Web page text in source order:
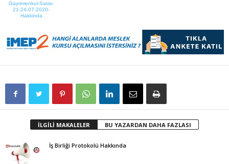
Gayrimenkul-Satisi-
21-24-07-2020-
Hakkinda
İLGİLİ MAKALELER BU YAZARDAN DAHA FAZLASI
İş Birliği Protokolü Hakkında